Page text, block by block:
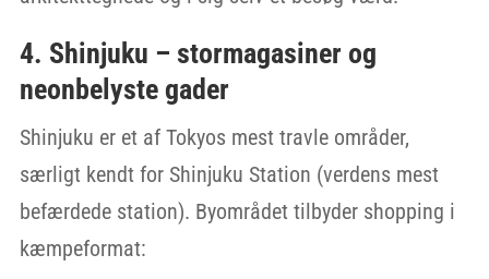
4. Shinjuku – stormagasiner og
neonbelyste gader
Shinjuku er et af Tokyos mest travle områder,
særligt kendt for Shinjuku Station (verdens mest
befærdede station). Byområdet tilbyder shopping i
kæmpeformat: